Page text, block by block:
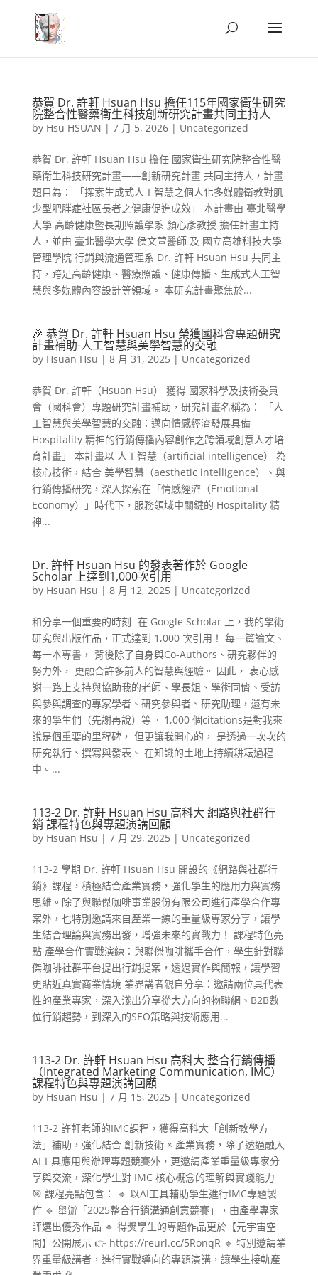
恭賀 Dr. 許軒 Hsuan Hsu 擔任115年國家衛生研究
院整合性醫藥衛生科技創新研究計畫共同主持人
by Hsu HSUAN | 7 月 5, 2026| Uncategorized
恭賀 Dr. 許軒 Hsuan Hsu 擔任 國家衛生研究院整合性醫
藥衛生科技研究計畫——創新研究計畫 共同主持人，計畫
題目為： 「探索生成式人工智慧之個人化多媒體衛教對肌
少型肥胖症社區長者之健康促進成效」 本計畫由 臺北醫學
大學 高齡健康暨長期照護學系 顏心彥教授 擔任計畫主持
人，並由 臺北醫學大學 侯文萱醫師 及 國立高雄科技大學
管理學院 行銷與流通管理系 Dr. 許軒 Hsuan Hsu 共同主
持，跨足高齡健康、醫療照護、健康傳播、生成式人工智
慧與多媒體內容設計等領域。 本研究計畫聚焦於...
🎉 恭賀 Dr. 許軒 Hsuan Hsu 榮獲國科會專題研究
計畫補助-人工智慧與美學智慧的交融
by Hsuan Hsu | 8 月 31, 2025| Uncategorized
恭賀 Dr. 許軒（Hsuan Hsu） 獲得 國家科學及技術委員
會（國科會）專題研究計畫補助，研究計畫名稱為： 「人
工智慧與美學智慧的交融：邁向情感經濟發展具備
Hospitality 精神的行銷傳播內容創作之跨領域創意人才培
育計畫」 本計畫以 人工智慧（artificial intelligence） 為
核心技術，結合 美學智慧（aesthetic intelligence）、與
行銷傳播研究，深入探索在「情感經濟（Emotional
Economy）」時代下，服務領域中關鍵的 Hospitality 精
神...
Dr. 許軒 Hsuan Hsu 的發表著作於 Google
Scholar 上達到1,000次引用
by Hsuan Hsu | 8 月 12, 2025| Uncategorized
和分享一個重要的時刻- 在 Google Scholar 上，我的學術
研究與出版作品，正式達到 1,000 次引用！ 每一篇論文、
每一本專書， 背後除了自身與Co-Authors、研究夥伴的
努力外， 更融合許多前人的智慧與經驗。 因此， 衷心感
謝一路上支持與協助我的老師、學長姐、學術同儕、受訪
與參與調查的專家學者、研究參與者、研究助理，還有未
來的學生們（先謝再說）等。 1,000 個citations是對我來
說是個重要的里程碑， 但更讓我開心的， 是透過一次次的
研究執行、撰寫與發表、 在知識的土地上持續耕耘過程
中。...
113-2 Dr. 許軒 Hsuan Hsu 高科大 網路與社群行
銷 課程特色與專題演講回顧
by Hsuan Hsu | 7 月 29, 2025| Uncategorized
113-2 學期 Dr. 許軒 Hsuan Hsu 開設的《網路與社群行
銷》課程，積極結合產業實務，強化學生的應用力與實務
思維。除了與聯傑咖啡事業股份有限公司進行產學合作專
案外，也特別邀請來自產業一線的重量級專家分享，讓學
生結合理論與實務出發，增強未來的實戰力！ 課程特色亮
點 產學合作實戰演練：與聯傑咖啡攜手合作，學生針對聯
傑咖啡社群平台提出行銷提案，透過實作與簡報，讓學習
更貼近真實商業情境 業界講者親自分享：邀請兩位具代表
性的產業專家，深入淺出分享從大方向的物聯網、B2B數
位行銷趨勢，到深入的SEO策略與技術應用...
113-2 Dr. 許軒 Hsuan Hsu 高科大 整合行銷傳播
（Integrated Marketing Communication, IMC）
課程特色與專題演講回顧
by Hsuan Hsu | 7 月 15, 2025| Uncategorized
113-2 許軒老師的IMC課程，獲得高科大「創新教學方
法」補助，強化結合 創新技術 × 產業實務，除了透過融入
AI工具應用與辦理專題競賽外，更邀請產業重量級專家分
享與交流，深化學生對 IMC 核心概念的理解與實踐能力
🎯 課程亮點包含： 🔹 以AI工具輔助學生進行IMC專題製
作 🔹 舉辦「2025整合行銷溝通創意競賽」，由產學專家
評選出優秀作品 🔹 得獎學生的專題作品更於【元宇宙空
間】公開展示 👉 https://reurl.cc/5RonqR 🔹 特別邀請業
界重量級講者，進行實戰導向的專題演講，讓學生接軌產